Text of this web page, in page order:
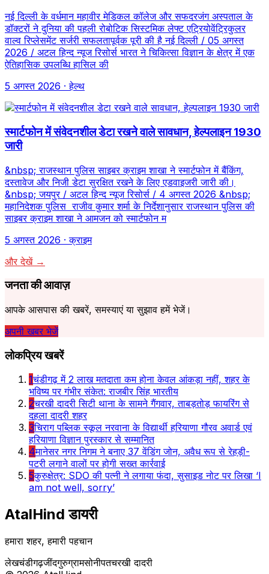
नई दिल्ली के वर्धमान महावीर मेडिकल कॉलेज और सफदरजंग अस्पताल के
डॉक्टरों ने दुनिया की पहली रोबोटिक सिस्टमिक लेफ्ट एट्रियोवेंट्रिकुलर
वाल्व रिप्लेसमेंट सर्जरी सफलतापूर्वक पूरी की है नई दिल्ली / 05 अगस्त
2026 / अटल हिन्द न्यूज रिसोर्स भारत ने चिकित्सा विज्ञान के क्षेत्र में एक
ऐतिहासिक उपलब्धि हासिल की
5 अगस्त 2026 · हेल्थ
स्मार्टफोन में संवेदनशील डेटा रखने वाले सावधान, हेल्पलाइन 1930
जारी
&nbsp; राजस्थान पुलिस साइबर क्राइम शाखा ने स्मार्टफोन में बैंकिंग,
दस्तावेज और निजी डेटा सुरक्षित रखने के लिए एडवाइजरी जारी की।
&nbsp; जयपुर / अटल हिन्द न्यूज रिसोर्स / 4 अगस्त 2026 &nbsp;
महानिदेशक पुलिस राजीव कुमार शर्मा के निर्देशानुसार राजस्थान पुलिस की
साइबर क्राइम शाखा ने आमजन को स्मार्टफोन म
5 अगस्त 2026 · क्राइम
और देखें →
जनता की आवाज़
आपके आसपास की खबरें, समस्याएं या सुझाव हमें भेजें।
अपनी खबर भेजें
लोकप्रिय खबरें
1चंडीगढ़ में 2 लाख मतदाता कम होना केवल आंकड़ा नहीं, शहर के
भविष्य पर गंभीर संकेत: राजबीर सिंह भारतीय
2चरखी दादरी सिटी थाना के सामने गैंगवार, ताबड़तोड़ फायरिंग से
दहला दादरी शहर
3चिराग पब्लिक स्कूल नरवाना के विद्यार्थी हरियाणा गौरव अवार्ड एवं
हरियाणा विज्ञान पुरस्कार से सम्मानित
4मानेसर नगर निगम ने बनाए 37 वेंडिंग जोन, अवैध रूप से रेहड़ी-
पटरी लगाने वालों पर होगी सख्त कार्रवाई
5कुरुक्षेत्र: SDO की पत्नी ने लगाया फंदा, सुसाइड नोट पर लिखा ‘I
am not well, sorry’
AtalHind डायरी
हमारा शहर, हमारी पहचान
लेखचंडीगढ़जींदगुरुग्रामसोनीपतचरखी दादरी